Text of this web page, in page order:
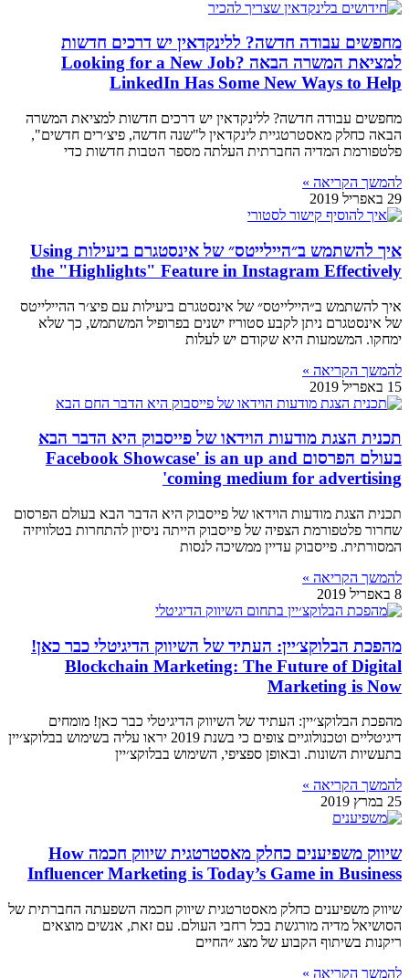
מחפשים עבודה חדשה? ללינקדאין יש דרכים חדשות
למציאת המשרה הבאה Looking for a New Job?
LinkedIn Has Some New Ways to Help
מחפשים עבודה חדשה? ללינקדאין יש דרכים חדשות למציאת המשרה
הבאה כחלק מאסטרטגיית לינקדאין ל"שנה חדשה, פיצ׳רים חדשים",
פלטפורמת המדיה החברתית העלתה מספר הטבות חדשות כדי
להמשך הקריאה »
29 באפריל 2019
איך להשתמש ב״היילייטס״ של אינסטגרם ביעילות Using
the "Highlights" Feature in Instagram Effectively
איך להשתמש ב״היילייטס״ של אינסטגרם ביעילות עם פיצ׳ר ההיילייטס
של אינסטגרם ניתן לקבע סטוריז ישנים בפרופיל המשתמש, כך שלא
ימחקו. המשמעות היא שקודם יש לעלות
להמשך הקריאה »
15 באפריל 2019
תכנית הצגת מודעות הוידאו של פייסבוק היא הדבר הבא
בעולם הפרסום Facebook Showcase' is an up and
coming medium for advertising'
תכנית הצגת מודעות הוידאו של פייסבוק היא הדבר הבא בעולם הפרסום
שחרור פלטפורמת הצפיה של פייסבוק הייתה ניסיון להתחרות בטלוויזיה
המסורתית. פייסבוק עדיין ממשיכה לנסות
להמשך הקריאה »
8 באפריל 2019
מהפכת הבלוקצ׳יין: העתיד של השיווק הדיגיטלי כבר כאן!
Blockchain Marketing: The Future of Digital
Marketing is Now
מהפכת הבלוקצ׳יין: העתיד של השיווק הדיגיטלי כבר כאן! מומחים
דיגיטליים וטכנולוגיים צופים כי בשנת 2019 יראו עליה בשימוש בבלוקצ׳יין
בתעשיות השונות. ובאופן ספציפי, השימוש בבלוקצ׳יין
להמשך הקריאה »
25 במרץ 2019
שיווק משפיענים כחלק מאסטרטגית שיווק חכמה How
Influencer Marketing is Today’s Game in Business
שיווק משפיענים כחלק מאסטרטגית שיווק חכמה השפעתה החברתית של
הסושיאל מדיה מורגשת בכל רחבי העולם. עם זאת, אנשים מוצאים
ריקנות בשיתוף הקבוע של מצג ״החיים
להמשך הקריאה »